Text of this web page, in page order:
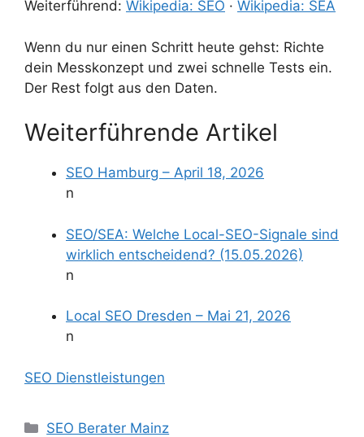
Weiterführend: Wikipedia: SEO · Wikipedia: SEA
Wenn du nur einen Schritt heute gehst: Richte
dein Messkonzept und zwei schnelle Tests ein.
Der Rest folgt aus den Daten.
Weiterführende Artikel
SEO Hamburg – April 18, 2026
n
SEO/SEA: Welche Local-SEO-Signale sind
wirklich entscheidend? (15.05.2026)
n
Local SEO Dresden – Mai 21, 2026
n
SEO Dienstleistungen
Kategorien
SEO Berater Mainz